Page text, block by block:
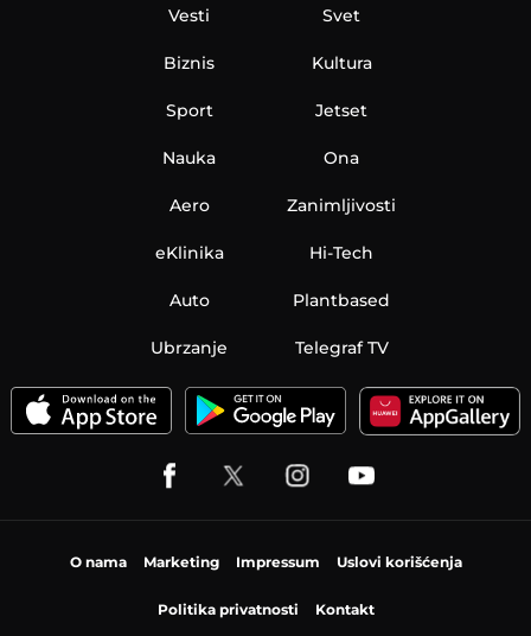
Vesti
Biznis
Sport
Nauka
Aero
Svet
Kultura
Jetset
Ona
Zanimljivosti
eKlinika Hi-Tech
Auto Plantbased
Ubrzanje Telegraf TV
O nama Marketing Impressum Uslovi korišćenja
Politika privatnosti Kontakt